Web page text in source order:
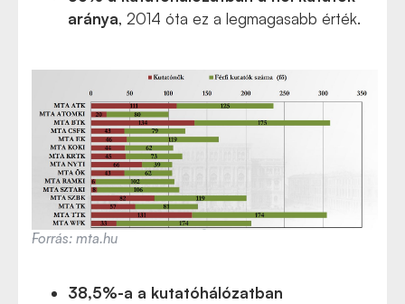
aránya, 2014 óta ez a legmagasabb érték.
Forrás: mta.hu
38,5%-a a kutatóhálózatban